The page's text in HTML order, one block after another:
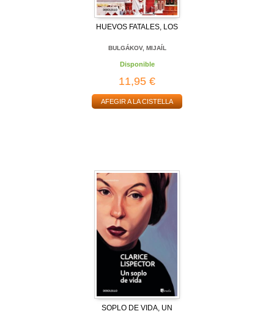
HUEVOS FATALES, LOS
BULGÁKOV, MIJAÍL
Disponible
11,95 €
AFEGIR A LA CISTELLA
SOPLO DE VIDA, UN